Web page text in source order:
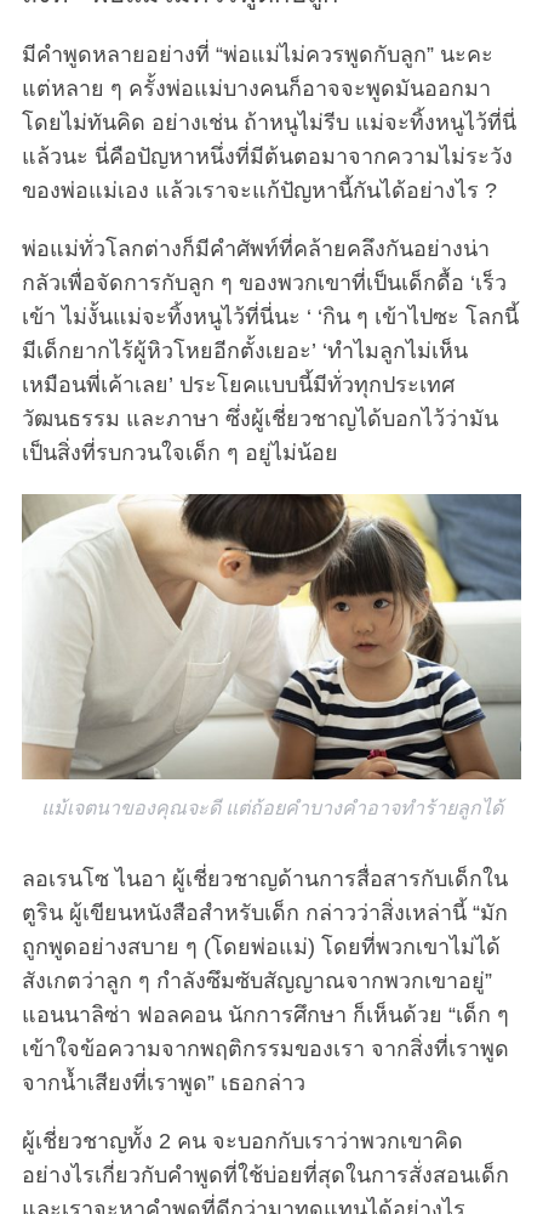
มีคำพูดหลายอย่างที่ “พ่อแม่ไม่ควรพูดกับลูก” นะคะ
แต่หลาย ๆ ครั้งพ่อแม่บางคนก็อาจจะพูดมันออกมา
โดยไม่ทันคิด อย่างเช่น ถ้าหนูไม่รีบ แม่จะทิ้งหนูไว้ที่นี่
แล้วนะ นี่คือปัญหาหนึ่งที่มีต้นตอมาจากความไม่ระวัง
ของพ่อแม่เอง แล้วเราจะแก้ปัญหานี้กันได้อย่างไร ?
พ่อแม่ทั่วโลกต่างก็มีคำศัพท์ที่คล้ายคลึงกันอย่างน่า
กลัวเพื่อจัดการกับลูก ๆ ของพวกเขาที่เป็นเด็กดื้อ ‘เร็ว
เข้า ไม่งั้นแม่จะทิ้งหนูไว้ที่นี่นะ ‘ ‘กิน ๆ เข้าไปซะ โลกนี้
มีเด็กยากไร้ผู้หิวโหยอีกตั้งเยอะ’ ‘ทำไมลูกไม่เห็น
เหมือนพี่เค้าเลย’ ประโยคแบบนี้มีทั่วทุกประเทศ
วัฒนธรรม และภาษา ซึ่งผู้เชี่ยวชาญได้บอกไว้ว่ามัน
เป็นสิ่งที่รบกวนใจเด็ก ๆ อยู่ไม่น้อย
แม้เจตนาของคุณจะดี แต่ถ้อยคำบางคำอาจทำร้ายลูกได้
ลอเรนโซ ไนอา ผู้เชี่ยวชาญด้านการสื่อสารกับเด็กใน
ตูริน ผู้เขียนหนังสือสำหรับเด็ก กล่าวว่าสิ่งเหล่านี้ “มัก
ถูกพูดอย่างสบาย ๆ (โดยพ่อแม่) โดยที่พวกเขาไม่ได้
สังเกตว่าลูก ๆ กำลังซึมซับสัญญาณจากพวกเขาอยู่”
แอนนาลิซ่า ฟอลคอน นักการศึกษา ก็เห็นด้วย “เด็ก ๆ
เข้าใจข้อความจากพฤติกรรมของเรา จากสิ่งที่เราพูด
จากน้ำเสียงที่เราพูด” เธอกล่าว
ผู้เชี่ยวชาญทั้ง 2 คน จะบอกกับเราว่าพวกเขาคิด
อย่างไรเกี่ยวกับคำพูดที่ใช้บ่อยที่สุดในการสั่งสอนเด็ก